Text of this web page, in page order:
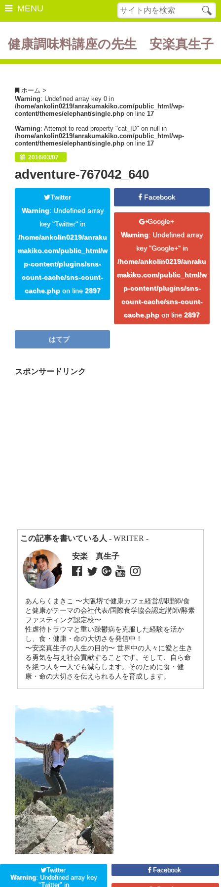
MENU
開催中の講座
ダイエット
レシピ
酵素ファスティング
プロフィール
開催済み講座
講座・講演・取材 依頼フォーム
健康調味料講座の先生 安楽真生子
ホーム >
Warning: Undefined array key 0 in
/home/ankolin0219/anrakumakiko.com/public_html/wp-
content/themes/elephant/single.php on line 17
Warning: Attempt to read property "cat_ID" on null in
/home/ankolin0219/anrakumakiko.com/public_html/wp-
content/themes/elephant/single.php on line 17
2016/03/07
adventure-767042_640
Twitter
Warning: Undefined array
key "Twitter" in
/home/ankolin0219/anraku
makiko.com/public_html/w
p-content/plugins/sns-
count-cache/sns-count-
cache.phpon line 2897
Facebook
Google+
Warning: Undefined array
key "Google+" in
/home/ankolin0219/anraku
makiko.com/public_html/w
p-content/plugins/sns-
count-cache/sns-count-
cache.php on line2897
はてブ
スポンサードリンク
この記事を書いている人 - WRITER -
あんらくまきこ 〜大阪堺で健康カフェ経営/調理師/食
と健康がテーマの会社代表/国際食学協会認定講師/酵素
ファスティング認定校〜
性虐待トラウマと重い躁鬱病を克服した経験を活か
し、食・健康・命の大切さを発信中！
〜安楽真生子の人生の目的〜 世界中の人々に愛と生き
る勇気を与え社会貢献することです。そして、自ら命
を絶つ人を一人でも減らします。そのために食・健
康・命の大切さを伝えられる人を育成します。
安楽 真生子
Twitter
Warning: Undefined array key
"Twitter" in
Facebook